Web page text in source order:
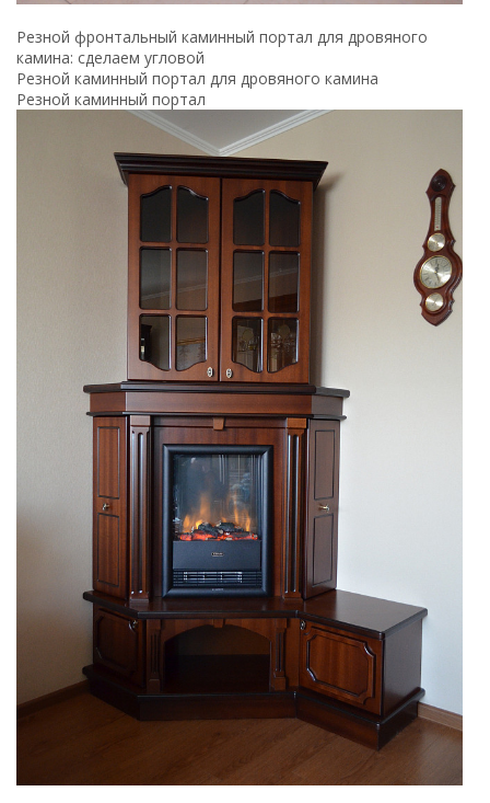
Резной фронтальный каминный портал для дровяного
камина: сделаем угловой
Резной каминный портал для дровяного камина
Резной каминный портал